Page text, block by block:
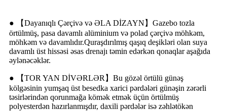
● 【Dayanıqlı Çərçivə və ƏLA DİZAYN】Gazebo tozla
örtülmüş, pasa davamlı alüminium və polad çərçivə möhkəm,
möhkəm və davamlıdır.Quraşdırılmış qaşıq deşikləri olan suya
davamlı üst hissəsi əsas drenajı təmin edərkən qonaqlar aşağıda
əylənəcəklər.
● 【TOR YAN DİVƏRLƏR】Bu gözəl örtülü günəş
kölgəsinin yumşaq üst besedka xarici pərdələri günəşin zərərli
təsirlərindən qorunmağa kömək etmək üçün örtülmüş
polyesterdən hazırlanmışdır, daxili pərdələr isə zəhlətökən